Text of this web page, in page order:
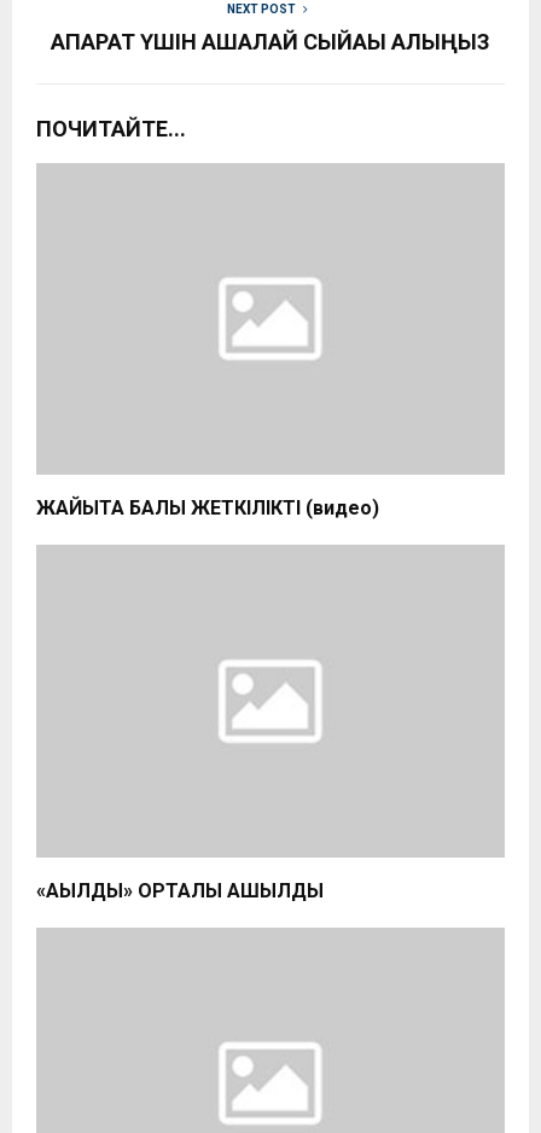
NEXT POST
АҚПАРАТ ҮШІН АҚШАЛАЙ СЫЙАҚЫ АЛЫҢЫЗ
ПОЧИТАЙТЕ...
ЖАЙЫҚТА БАЛЫҚ ЖЕТКІЛІКТІ (видео)
«АҚЫЛДЫ» ОРТАЛЫҚ АШЫЛДЫ